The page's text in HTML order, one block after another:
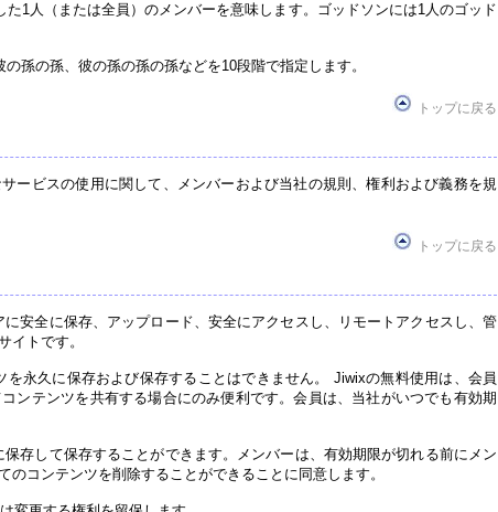
た1人（または全員）のメンバーを意味します。ゴッドソンには1人のゴッド
孫の孫、彼の孫の孫の孫などを10段階で指定します。
トップに戻る
ービスの使用に関して、メンバーおよび当社の規則、権利および義務を規
トップに戻る
安全に保存、アップロード、安全にアクセスし、リモートアクセスし、管
イトです。
永久に保存および保存することはできません。 Jiwixの無料使用は、会員
ンテンツを共有する場合にのみ便利です。会員は、当社がいつでも有効期
存して保存することができます。メンバーは、有効期限が切れる前にメン
コンテンツを削除することができることに同意します。